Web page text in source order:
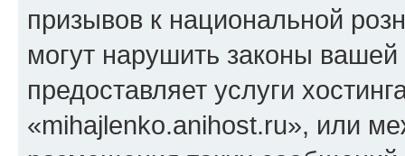
призывов к национальной
могут нарушить законы
предоставляет услуги
«mihajlenko.anihost.ru», или